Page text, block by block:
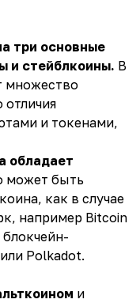
три основные
и стейблкоины. В
множество
и токенами,
обладает
может быть
как в случае
например Bitcoin
Polkadot.
и